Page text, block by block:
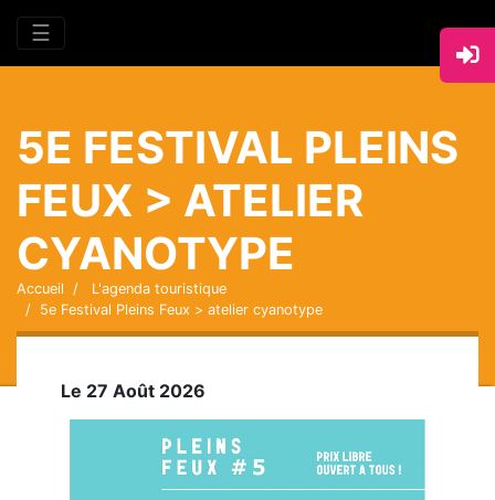
☰
5E FESTIVAL PLEINS
FEUX > ATELIER
CYANOTYPE
Accueil
L'agenda touristique
5e Festival Pleins Feux > atelier cyanotype
Le 27 Août 2026